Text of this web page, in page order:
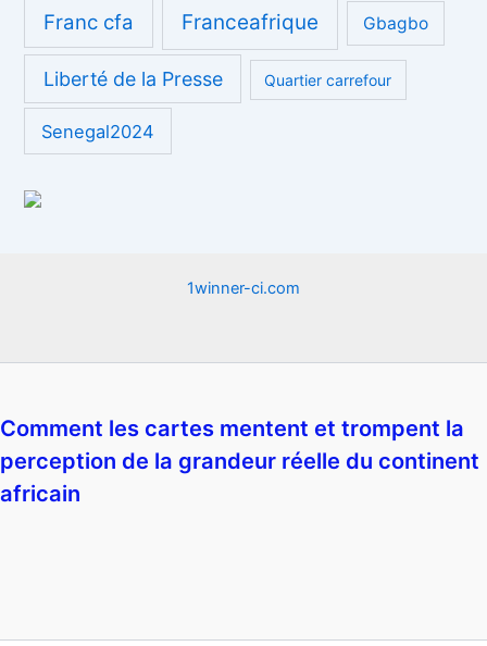
Franc cfa Franceafrique Gbagbo
Liberté de la Presse Quartier carrefour
Senegal2024
1winner-ci.com
Comment les cartes mentent et trompent la
perception de la grandeur réelle du continent
africain